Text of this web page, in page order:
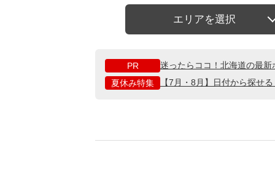
エリアを選択
PR
迷ったらココ！北海道の最
夏休み特集
【7月・8月】日付から探せ